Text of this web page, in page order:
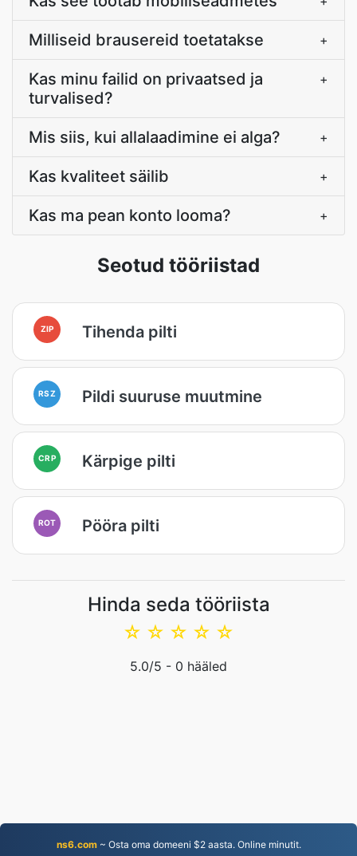
Milliseid brausereid toetatakse +
Kas minu failid on privaatsed ja
turvalised?
+
Mis siis, kui allalaadimine ei alga? +
Kas kvaliteet säilib +
Kas ma pean konto looma? +
Seotud tööriistad
ZIP Tihenda pilti
RSZ Pildi suuruse muutmine
CRP Kärpige pilti
ROT Pööra pilti
Hinda seda tööriista
☆
☆
☆
☆
☆
5.0/5 - 0 hääled
ns6.com~ Osta oma domeeni $2 aasta. Online minutit.